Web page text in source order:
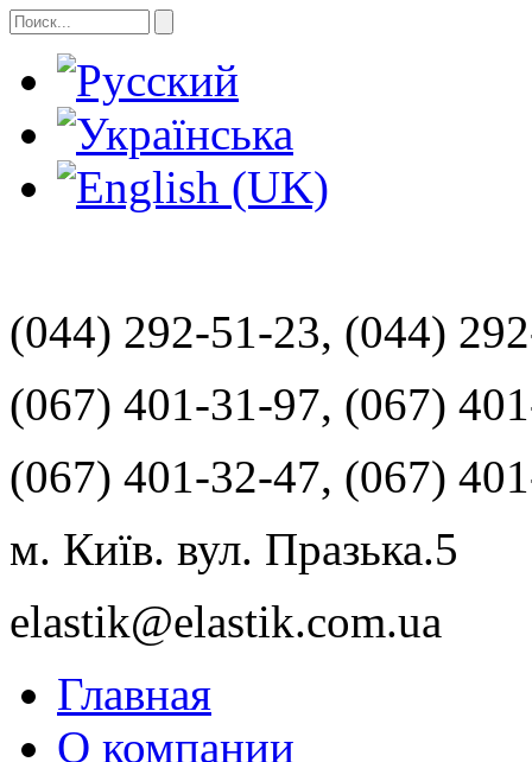
(044) 292-51-23, (044)
(067) 401-31-97, (067)
(067) 401-32-47, (067)
м. Київ. вул. Празька.5
elastik@elastik.com.ua
Главная
О компании